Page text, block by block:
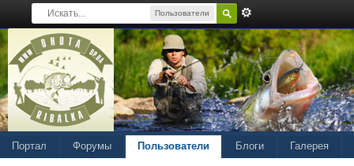
Пользователи
Портал Форумы Пользователи Блоги Галерея